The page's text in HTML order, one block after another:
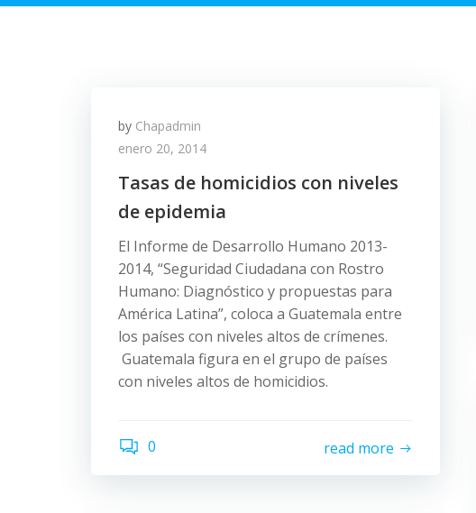
by Chapadmin
enero 20, 2014
Tasas de homicidios con niveles
de epidemia
El Informe de Desarrollo Humano 2013-
2014, “Seguridad Ciudadana con Rostro
Humano: Diagnóstico y propuestas para
América Latina”, coloca a Guatemala entre
los países con niveles altos de crímenes.
Guatemala figura en el grupo de países
con niveles altos de homicidios.
0 read more